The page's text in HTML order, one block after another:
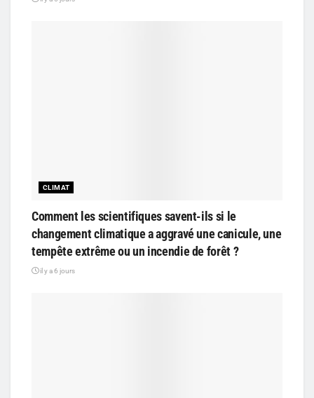
CLIMAT
Comment les scientifiques savent-ils si le
changement climatique a aggravé une canicule, une
tempête extrême ou un incendie de forêt ?
il y a 6 jours